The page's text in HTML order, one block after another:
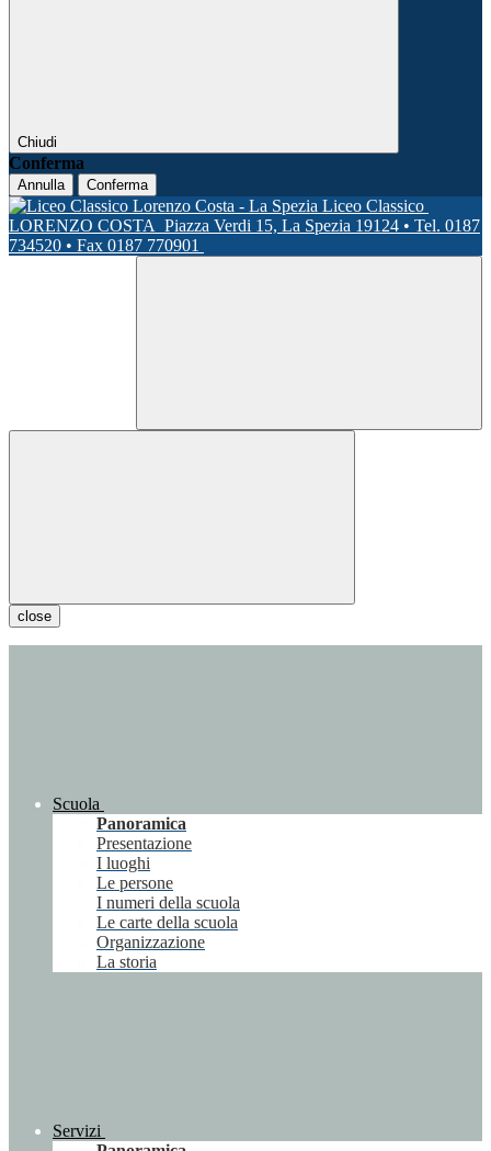
Chiudi
Conferma
Annulla Conferma
Liceo Classico
LORENZO COSTA Piazza Verdi 15, La Spezia 19124 • Tel. 0187
734520 • Fax 0187 770901
close
Scuola
Panoramica
Presentazione
I luoghi
Le persone
I numeri della scuola
Le carte della scuola
Organizzazione
La storia
Servizi